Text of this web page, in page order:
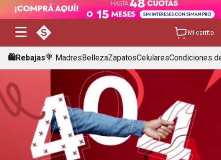
Mi carrito
🛍️Rebajas💐 MadresBellezaZapatosCelularesCondiciones